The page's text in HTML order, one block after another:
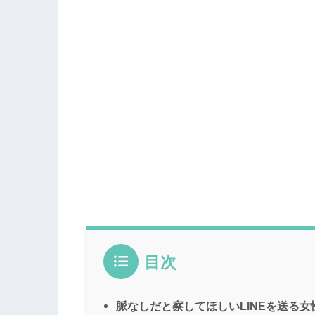
目次
脈なしだと察してほしいLINEを送る女